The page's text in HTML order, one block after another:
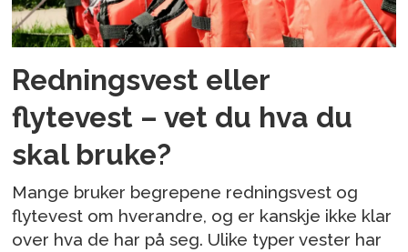
Redningsvest eller
flytevest – vet du hva du
skal bruke?
Mange bruker begrepene redningsvest og
flytevest om hverandre, og er kanskje ikke klar
over hva de har på seg. Ulike typer vester har